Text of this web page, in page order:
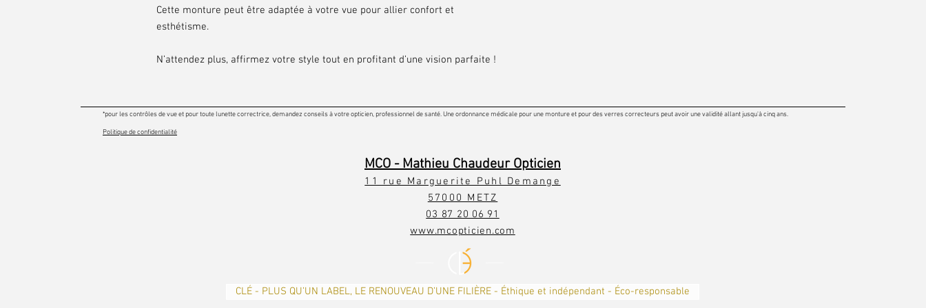
Cette monture peut être adaptée à votre vue pour allier confort et
esthétisme.
N’attendez plus, affirmez votre style tout en profitant d’une vision parfaite !
*pour les contrôles de vue et pour toute lunette correctrice, demandez conseils à votre opticien, professionnel de santé. Une ordonnance médicale pour une monture et pour des verres correcteurs peut avoir une validité allant jusqu'à cinq ans.
Politique de confidentialité
MCO - Mathieu Chaudeur Opticien
11 rue Marguerite Puhl Demange
57000 METZ
03 87 20 06 91
www.mcopticien.com
CLÉ - PLUS QU’UN LABEL, LE RENOUVEAU D’UNE FILIÈRE - Éthique et indépendant - Éco-responsable